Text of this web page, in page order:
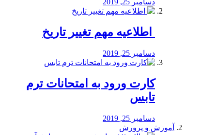
دسامبر 25, 2019
️ اطلاعیه مهم تغییر تاریخ
دسامبر 25, 2019
کارت ورود به امتحانات ترم
تابس
دسامبر 25, 2019
آموزش و پرورش